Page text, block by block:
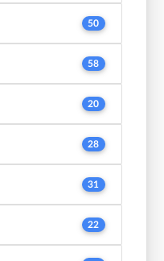
50
58
20
28
31
22